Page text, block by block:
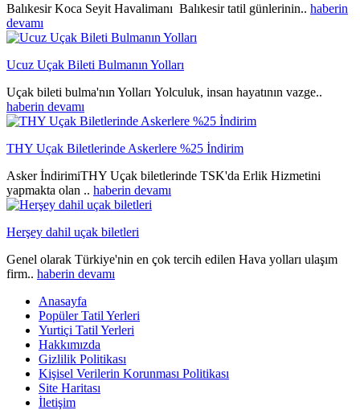
Balıkesir Koca Seyit Havalimanı Balıkesir tatil günlerinin.. haberin
devamı
Ucuz Uçak Bileti Bulmanın Yolları
Uçak bileti bulma'nın Yolları Yolculuk, insan hayatının vazge..
haberin devamı
THY Uçak Biletlerinde Askerlere %25 İndirim
Asker İndirimiTHY Uçak biletlerinde TSK'da Erlik Hizmetini
yapmakta olan .. haberin devamı
Herşey dahil uçak biletleri
Genel olarak Türkiye'nin en çok tercih edilen Hava yolları ulaşım
firm.. haberin devamı
Anasayfa
Popüler Tatil Yerleri
Yurtiçi Tatil Yerleri
Hakkımızda
Gizlilik Politikası
Kişisel Verilerin Korunması Politikası
Site Haritası
İletişim